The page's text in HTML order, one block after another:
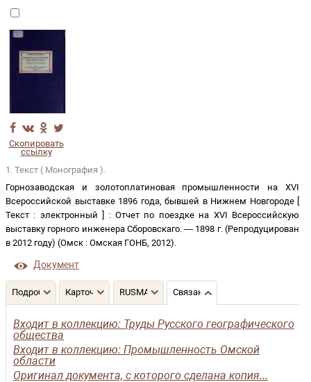
Скопировать
ссылку
1. Текст ( Монография ).
Горнозаводская и золотоплатиновая промышленности на XVI
Всероссийской выставке 1896 года, бывшей в Нижнем Новгороде
Текст : электронный : Отчет по поездке на XVI Всероссийскую
выставку горного инженера Сборовскаго. — 1898 г. (Репродуцирован
в 2012 году) (Омск : Омская ГОНБ, 2012).
Документ
Подробнее Карточка RUSMARC Связанные записи
Входит в коллекцию: Труды Русского географического
общества
Входит в коллекцию: Промышленность Омской
области
Оригинал документа, с которого сделана копия...